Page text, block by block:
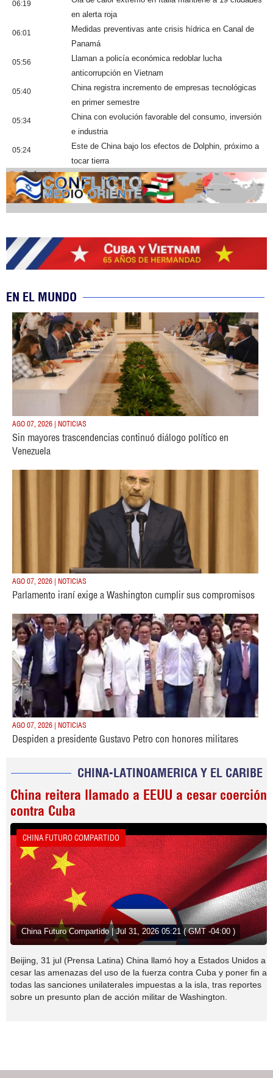
06:19
en alerta roja
06:01
Medidas preventivas ante crisis hídrica en Canal de
Panamá
05:56
Llaman a policía económica redoblar lucha
anticorrupción en Vietnam
05:40
China registra incremento de empresas tecnológicas
en primer semestre
05:34
China con evolución favorable del consumo, inversión
e industria
05:24
Este de China bajo los efectos de Dolphin, próximo a
tocar tierra
Cobertura
EN EL MUNDO
AGO 07, 2026 | NOTICIAS
Sin mayores trascendencias continuó diálogo político en
Venezuela
AGO 07, 2026 | NOTICIAS
Parlamento iraní exige a Washington cumplir sus compromisos
AGO 07, 2026 | NOTICIAS
Despiden a presidente Gustavo Petro con honores militares
CHINA-LATINOAMERICA Y EL CARIBE
China reitera llamado a EEUU a cesar coerción
contra Cuba
CHINA FUTURO COMPARTIDO
China Futuro Compartido | Jul 31, 2026 05:21 ( GMT -04:00 )
Beijing, 31 jul (Prensa Latina) China llamó hoy a Estados Unidos a
cesar las amenazas del uso de la fuerza contra Cuba y poner fin a
todas las sanciones unilaterales impuestas a la isla, tras reportes
sobre un presunto plan de acción militar de Washington.